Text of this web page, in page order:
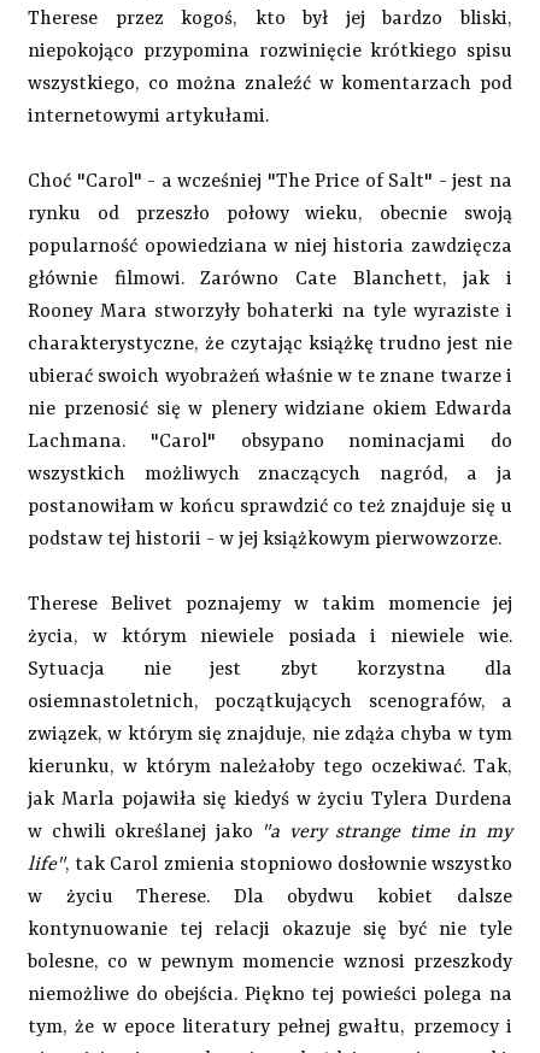
Therese przez kogoś, kto był jej bardzo bliski,
niepokojąco przypomina rozwinięcie krótkiego spisu
wszystkiego, co można znaleźć w komentarzach pod
internetowymi artykułami.
Choć "Carol" - a wcześniej "The Price of Salt" - jest na
rynku od przeszło połowy wieku, obecnie swoją
popularność opowiedziana w niej historia zawdzięcza
głównie filmowi. Zarówno Cate Blanchett, jak i
Rooney Mara stworzyły bohaterki na tyle wyraziste i
charakterystyczne, że czytając książkę trudno jest nie
ubierać swoich wyobrażeń właśnie w te znane twarze i
nie przenosić się w plenery widziane okiem Edwarda
Lachmana. "Carol" obsypano nominacjami do
wszystkich możliwych znaczących nagród, a ja
postanowiłam w końcu sprawdzić co też znajduje się u
podstaw tej historii - w jej książkowym pierwowzorze.
Therese Belivet poznajemy w takim momencie jej
życia, w którym niewiele posiada i niewiele wie.
Sytuacja nie jest zbyt korzystna dla
osiemnastoletnich, początkujących scenografów, a
związek, w którym się znajduje, nie zdąża chyba w tym
kierunku, w którym należałoby tego oczekiwać. Tak,
jak Marla pojawiła się kiedyś w życiu Tylera Durdena
w chwili określanej jako
"a very strange time in my
life", tak Carol zmienia stopniowo dosłownie wszystko
w życiu Therese. Dla obydwu kobiet dalsze
kontynuowanie tej relacji okazuje się być nie tyle
bolesne, co w pewnym momencie wznosi przeszkody
niemożliwe do obejścia. Piękno tej powieści polega na
tym, że w epoce literatury pełnej gwałtu, przemocy i